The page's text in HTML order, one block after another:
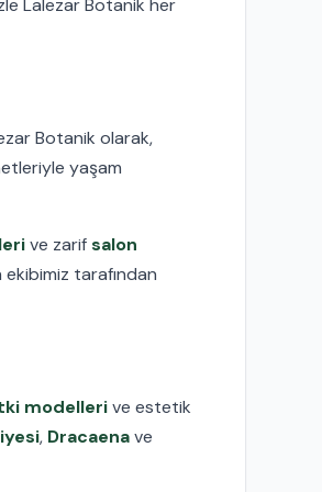
Botanik olarak,
yaşam
ve zarifsalon
ekibimiz tarafından
modellerive estetik
, Dracaenave